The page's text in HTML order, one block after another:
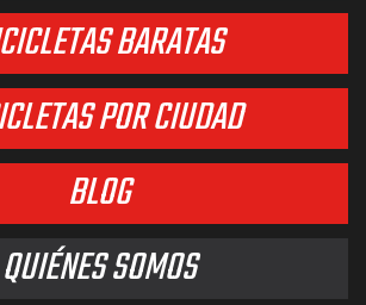
BARATAS
POR CIUDAD
BLOG
QUIÉNES SOMOS